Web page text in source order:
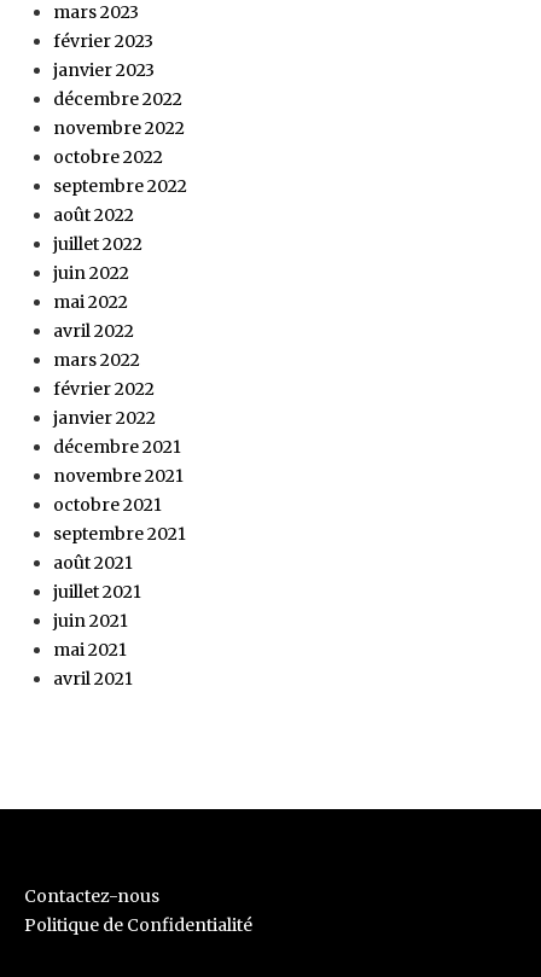
mars 2023
février 2023
janvier 2023
décembre 2022
novembre 2022
octobre 2022
septembre 2022
août 2022
juillet 2022
juin 2022
mai 2022
avril 2022
mars 2022
février 2022
janvier 2022
décembre 2021
novembre 2021
octobre 2021
septembre 2021
août 2021
juillet 2021
juin 2021
mai 2021
avril 2021
Contactez-nous
Politique de Confidentialité